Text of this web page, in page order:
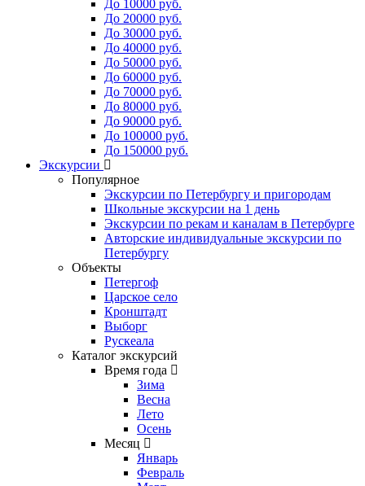
До 10000 руб.
До 20000 руб.
До 30000 руб.
До 40000 руб.
До 50000 руб.
До 60000 руб.
До 70000 руб.
До 80000 руб.
До 90000 руб.
До 100000 руб.
До 150000 руб.
Экскурсии
Популярное
Экскурсии по Петербургу и пригородам
Школьные экскурсии на 1 день
Экскурсии по рекам и каналам в Петербурге
Авторские индивидуальные экскурсии по
Петербургу
Объекты
Петергоф
Царское село
Кронштадт
Выборг
Рускеала
Каталог экскурсий
Время года
Зима
Весна
Лето
Осень
Месяц
Январь
Февраль